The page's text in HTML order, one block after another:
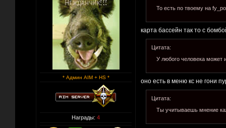
* Админ AIM + HS *
Награды: 4
То есть по твоему на
карта бассейн так то с
Цитата:
У любого человека может
оно есть в меню кс не гони
Цитата:
Ты учитываешь мнение